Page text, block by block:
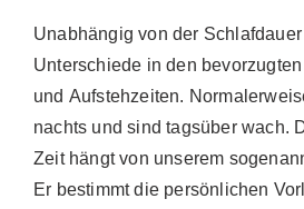
Unabhängig von der
Unterschiede in den
und Aufstehzeiten.
nachts und sind tagsüber wach.
Zeit hängt von unserem
Er bestimmt die persönlichen